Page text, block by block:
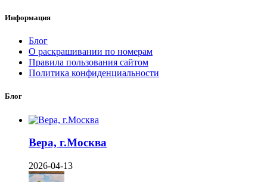
Информация
Блог
О раскрашивании по номерам
Правила пользования сайтом
Политика конфиденциальности
Блог
Вера, г.Москва
2026-04-13